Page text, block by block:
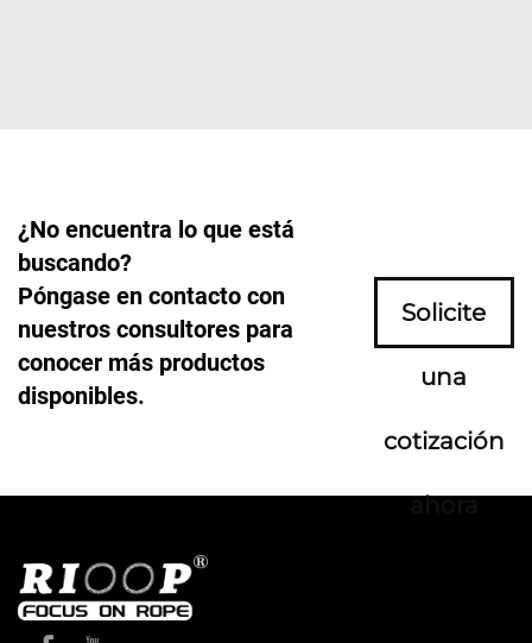
¿No encuentra lo que está
buscando?
Póngase en contacto con
nuestros consultores para
conocer más productos
disponibles.
Solicite
una
cotización
ahora